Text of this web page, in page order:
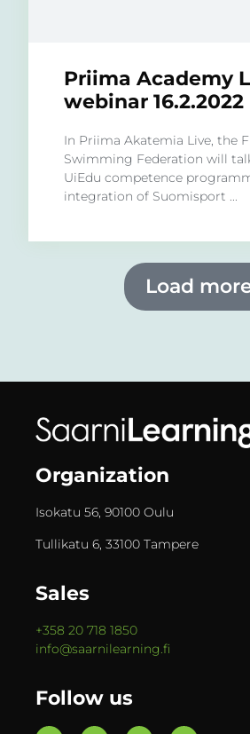
Priima Academy
webinar 16.2.2022
In Priima Akatemia Live, the
Swimming Federation will
UiEdu competence
integration of Suomisport ...
Load
Organization
Isokatu 56, 90100 Oulu
Tullikatu 6, 33100 Tampere
Sales
+358 20 718 1850
info@saarnilearning.fi
Follow us